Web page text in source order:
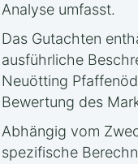
Analyse umfasst.
Das Gutachten
ausführliche
Neuötting
Bewertung des
Abhängig vom
spezifische